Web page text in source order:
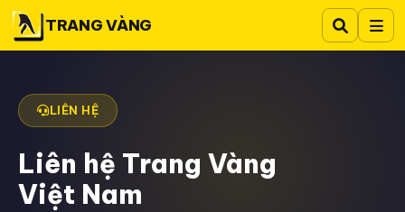
TRANG VÀNG
LIÊN HỆ
Liên hệ Trang Vàng
Việt Nam